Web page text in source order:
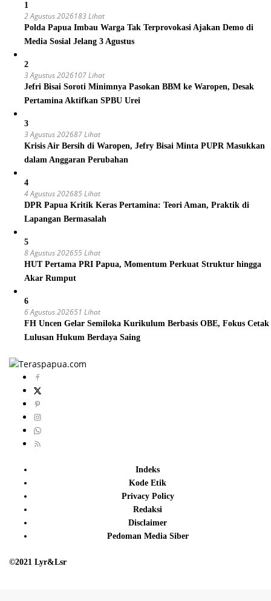
1
2 Agustus 2026183 Lihat
Polda Papua Imbau Warga Tak Terprovokasi Ajakan Demo di
Media Sosial Jelang 3 Agustus
2
3 Agustus 2026107 Lihat
Jefri Bisai Soroti Minimnya Pasokan BBM ke Waropen, Desak
Pertamina Aktifkan SPBU Urei
3
3 Agustus 202687 Lihat
Krisis Air Bersih di Waropen, Jefry Bisai Minta PUPR Masukkan
dalam Anggaran Perubahan
4
4 Agustus 202685 Lihat
DPR Papua Kritik Keras Pertamina: Teori Aman, Praktik di
Lapangan Bermasalah
5
8 Agustus 202655 Lihat
HUT Pertama PRI Papua, Momentum Perkuat Struktur hingga
Akar Rumput
6
6 Agustus 202651 Lihat
FH Uncen Gelar Semiloka Kurikulum Berbasis OBE, Fokus Cetak
Lulusan Hukum Berdaya Saing
Indeks
Kode Etik
Privacy Policy
Redaksi
Disclaimer
Pedoman Media Siber
©2021 Lyr&Lsr